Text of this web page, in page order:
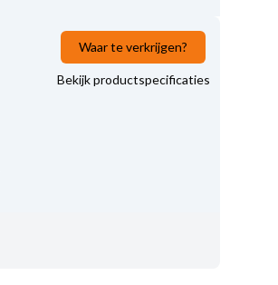
Waar te verkrijgen?
Bekijk productspecificaties